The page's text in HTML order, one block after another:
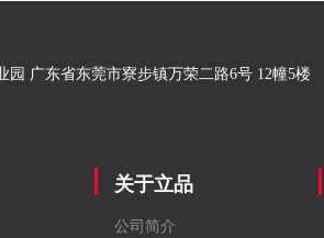
园 广东省东莞市寮步镇万荣二路6号 12幢5楼
关于立品
公司简介